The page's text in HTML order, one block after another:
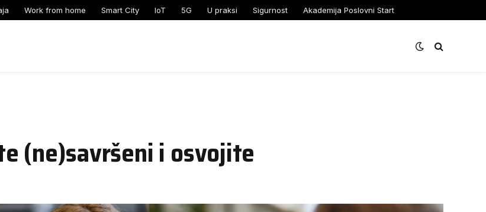
Work from home Smart City IoT 5G U praksi Sigurnost Akademija Poslovni Start
(ne)savršeni i osvojite